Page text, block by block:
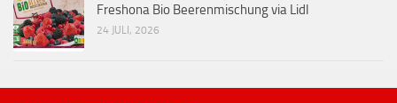
Freshona Bio Beerenmischung via Lidl
24 JULI, 2026